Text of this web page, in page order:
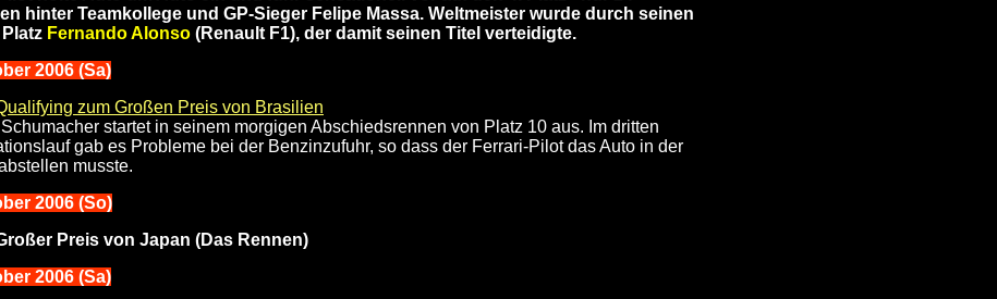
hinter Teamkollege und GP-Sieger Felipe Massa. Weltmeister wurde durch seinen
Fernando Alonso (Renault F1), der damit seinen Titel verteidigte.
2006 (Sa)
zum Großen Preis von Brasilien
startet in seinem morgigen Abschiedsrennen von Platz 10 aus. Im dritten
gab es Probleme bei der Benzinzufuhr, so dass der Ferrari-Pilot das Auto in der
musste.
2006 (So)
Preis von Japan (Das Rennen)
2006 (Sa)